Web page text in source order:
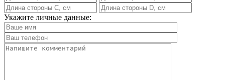
Укажите личные данные: